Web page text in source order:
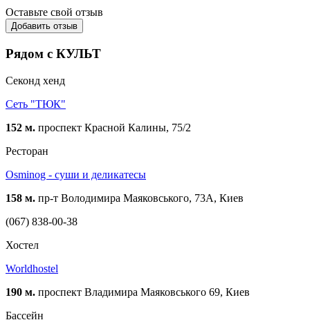
Оставьте свой отзыв
Добавить отзыв
Рядом с КУЛЬТ
Cеконд хенд
Сеть "ТЮК"
152 м. проспект Красной Калины, 75/2
Ресторан
Osminog - суши и деликатесы
158 м. пр-т Володимира Маяковського, 73А, Киев
(067) 838-00-38
Хостел
Worldhostel
190 м. проспект Владимира Маяковського 69, Киев
Бассейн